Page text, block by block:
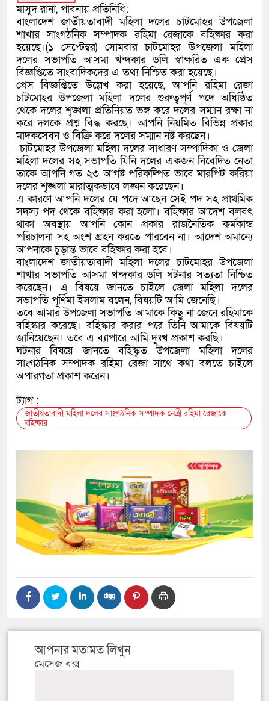
মাসুদ রানা, পাবনায় প্রতিনিধি:
বাংলাদেশ জাতীয়তাবাদী মহিলা দলের চাটমোহর উপজেলা
শাখার সাংগঠনিক সম্পাদক রহিমা রেজাকে বহিষ্কার করা
হয়েছে।(১ সেপ্টেম্বর) সোমবার চাটমোহর উপজেলা মহিলা
দলের সভাপতি আসমা খন্দকার ডলি স্বাক্ষরিত এক প্রেস
বিজ্ঞপ্তিতে সাংবাদিকদের এ তথ্য নিশ্চিত করা হয়েছে।
প্রেস বিজ্ঞপ্তিতে উল্লেখ করা হয়েছে, আপনি রহিমা রেজা
চাটমোহর উপজেলা মহিলা দলের গুরুত্বপূর্ণ পদে অধিষ্ঠিত
থেকে দলের শৃঙ্খলা প্রতিনিয়ত ভঙ্গ করে দলের সম্মান রক্ষা না
করে দলকে প্রশ্ন বিদ্ধ করছে। আপনি নিয়মিত বিভিন্ন প্রকার
মাদকসেবন ও বিক্রি করে দলের সম্মান নষ্ট করছেন।
চাটমোহর উপজেলা মহিলা দলের সাধারণ সম্পাদিকা ও জেলা
মহিলা দলের সহ সভাপতি যিনি দলের একজন নিবেদিত নেতা
তাকে আপনি গত ২৩ আগষ্ট পরিকল্পিত ভাবে মারপিট করিয়া
দলের শৃঙ্খলা মারাত্মকভাবে লঙ্ঘন করেছেন।
এ কারণে আপনি দলের যে পদে আছেন সেই পদ সহ প্রাথমিক
সদস্য পদ থেকে বহিষ্কার করা হলো। বহিষ্কার আদেশ বলবৎ
থাকা অবস্থায় আপনি কোন প্রকার রাজনৈতিক কর্মকান্ড
পরিচালনা সহ অংশ গ্রহন করতে পারবেন না। আদেশ অমান্যে
আপনাকে চুড়ান্ত ভাবে বহিষ্কার করা হবে।
বাংলাদেশ জাতীয়তাবাদী মহিলা দলের চাটমোহর উপজেলা
শাখার সভাপতি আসমা খন্দকার ডলি ঘটনার সত্যতা নিশ্চিত
করেছেন। এ বিষয়ে জানতে চাইলে জেলা মহিলা দলের
সভাপতি পূর্ণিমা ইসলাম বলেন, বিষয়টি আমি জেনেছি।
তবে আমার উপজেলা সভাপতি আমাকে কিছু না জেনে রহিমাকে
বহিস্কার করেছে। বহিস্কার করার পরে তিনি আমাকে বিষয়টি
জানিয়েছেন। তবে এ ব্যাপারে আমি দুঃখ প্রকাশ করছি।
ঘটনার বিষয়ে জানতে বহিস্কৃত উপজেলা মহিলা দলের
সাংগঠনিক সম্পাদক রহিমা রেজা সাথে কথা বলতে চাইলে
অপারগতা প্রকাশ করেন।
ট্যাগ :
জাতীয়তাবাদী মহিলা দলের সাংগঠনিক সম্পাদক নেত্রী রহিমা রেজাকে
বহিষ্কার
আপনার মতামত লিখুন
মেসেজ বক্স